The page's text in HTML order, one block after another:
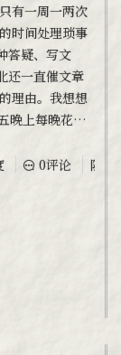
有一周一两次
时间处理琐事
答疑、写文
还一直催文章
理由。我想想
上每晚花3小
0评论 随笔